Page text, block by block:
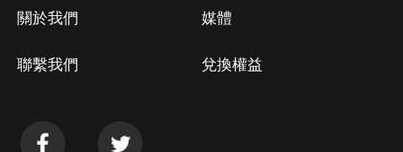
關於我們
聯繫我們
媒體
兌換權益